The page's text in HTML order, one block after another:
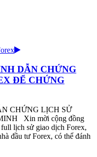
DẪN CHỨNG
ĐỂ CHỨNG
CHỨNG LỊCH SỬ
Xin mời cộng đồng
lịch sử giao dịch Forex,
đầu tư Forex, có thể đánh